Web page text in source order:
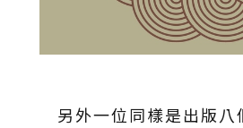
另外一位同樣是出版八